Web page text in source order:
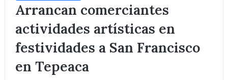
Arrancan comerciantes
actividades artísticas en
festividades a San Francisco
en Tepeaca